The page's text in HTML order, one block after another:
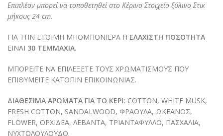
Επιπλέον μπορεί να τοποθετηθεί στο Κέρινο Στοιχείο ξύλινο Στικ
μήκους 24 cm.
ΓΙΑ ΤΗΝ ΕΤΟΙΜΗ ΜΠΟΜΠΟΝΙΕΡΑ Η ΕΛΑΧΙΣΤΗ ΠΟΣΟΤΗΤΑ
ΕΙΝΑΙ 30 ΤΕΜΜΑΧΙΑ.
ΜΠΟΡΕΙΤΕ ΝΑ ΕΠΙΛΕΞΕΤΕ ΤΟΥΣ ΧΡΩΜΑΤΙΣΜΟΥΣ ΠΟΥ
ΕΠΙΘΥΜΕΙΤΕ ΚΑΤΟΠΙΝ ΕΠΙΚΟΙΝΩΝΙΑΣ.
ΔΙΑΘΕΣΙΜΑ ΑΡΩΜΑΤΑ ΓΙΑ ΤΟ ΚΕΡΙ: COTTON, WHITE MUSK,
FRESH COTTON, SANDALWOOD, ΦΡΑΟΥΛΑ, ΩΚΕΑΝΟΣ,
FLOWER, ΟΡΧΙΔΕΑ, ΛΕΒΑΝΤΑ, ΤΡΙΑΝΤΑΦΥΛΛΟ, ΠΑΣΧΑΛΙΑ,
ΝΥΧΤΟΛΟΥΛΟΥΔΟ.